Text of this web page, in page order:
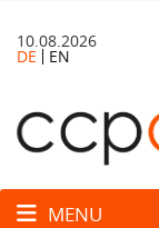
DE EN
10.08.2026
Toggle
MENU